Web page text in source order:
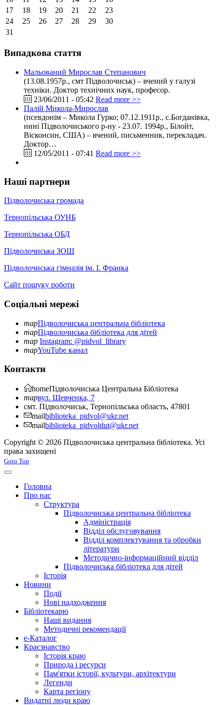
17
18 19 20 21 22
23
24
25 26 27 28 29
30
31
Випадкова стаття
Мальований Мирослав Степанович
(13.08.1957р., смт Підволочиськ) – вчений у галузі
техніки. Доктор технічних наук, професор.
23/06/2011 - 05:42 Read more >>
Палій Микола-Мирослав
(псевдонім – Микола Гурко; 07.12.1911р., с.Богданівка,
нині Підволочиського р-ну - 23.07. 1994р., Білойт,
Вісконсин, США) – вчений, письменник, перекладач.
Доктор…
12/05/2011 - 07:41 Read more >>
Наші партнери
Підволочиська громада
Тернопільська ОУНБ
Тернопільська ОБД
Підволочиська ЗОШ
Підволочиська гімназія ім. І. Франка
Сайт пошуку роботи
Соціальні мережі
mapПідволочиська центральна бібліотека
mapПідволочиська бібліотека для дітей
map Instagram: @pidvol_library
mapYouTube канал
Контакти
homeПідволочиська Центральна Бібліотека
mapвул. Шевченка, 7
смт. Підволочиськ, Тернопільська область, 47801
mailbiblioteka_pidvol@ukr.net
mailbiblioteka_pidvoldut@ukr.net
Copyright © 2026 Підволочиська центральна бібліотека. Усі
права захищені
Joomla! 3 Templates
Goto Top
Головна
Про нас
Структура
Підволочиська центральна бібліотека
Адміністрація
Відділ обслуговування
Відділ комплектування та обробки
літератури
Методично-інформаційний відділ
Підволочиська бібліотека для дітей
Історія
Новини
Події
Нові надходження
Бібліотекарю
Наші видання
Методичні рекомендації
e-Каталог
Краєзнавство
Історія краю
Природа і ресурси
Пам'ятки історії, культури, архітектури
Легенди
Карта регіону
Видатні люди краю